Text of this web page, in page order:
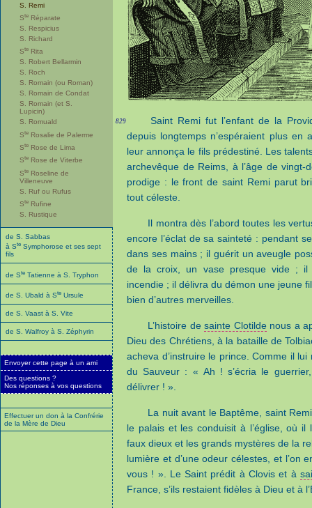
S. Remi
Ste Réparate
S. Respicius
S. Richard
Ste Rita
S. Robert Bellarmin
S. Roch
S. Romain (ou Roman)
S. Romain de Condat
S. Romain (et S.
Lupicin)
S. Romuald
Ste Rosalie de Palerme
Ste Rose de Lima
Ste Rose de Viterbe
Ste Roseline de
Villeneuve
S. Ruf ou Rufus
Ste Rufine
S. Rustique
de S. Sabbas
à Ste Symphorose et ses sept
fils
de Ste Tatienne à S. Tryphon
de S. Ubald à Ste Ursule
de S. Vaast à S. Vite
de S. Walfroy à S. Zéphyrin
Envoyer cette page à un ami
Des questions ?
Nos réponses à vos questions
Effectuer un don à la Confrérie
de la Mère de Dieu
829
Saint Remi fut l’enfant de la
depuis longtemps n’espéraient plus en
leur annonça le fils prédestiné. Les
archevêque de Reims, à l’âge de
prodige : le front de saint Remi parut
tout céleste.
Il montra dès l’abord toutes les
encore l’éclat de sa sainteté : pendant
dans ses mains ; il guérit un aveugle
de la croix, un vase presque vide ; il
incendie ; il délivra du démon une jeune
bien d’autres merveilles.
L’histoire desainte Clotilde nous a
Dieu des Chrétiens, à la bataille de
acheva d’instruire le prince. Comme il
du Sauveur : « Ah ! s’écria le
délivrer ! ».
La nuit avant le Baptême, saint
le palais et les conduisit à l’église, où
faux dieux et les grands mystères de la
lumière et d’une odeur célestes, et l’on
vous ! ». Le Saint prédit à Clovis et à
France, s’ils restaient fidèles à Dieu et à